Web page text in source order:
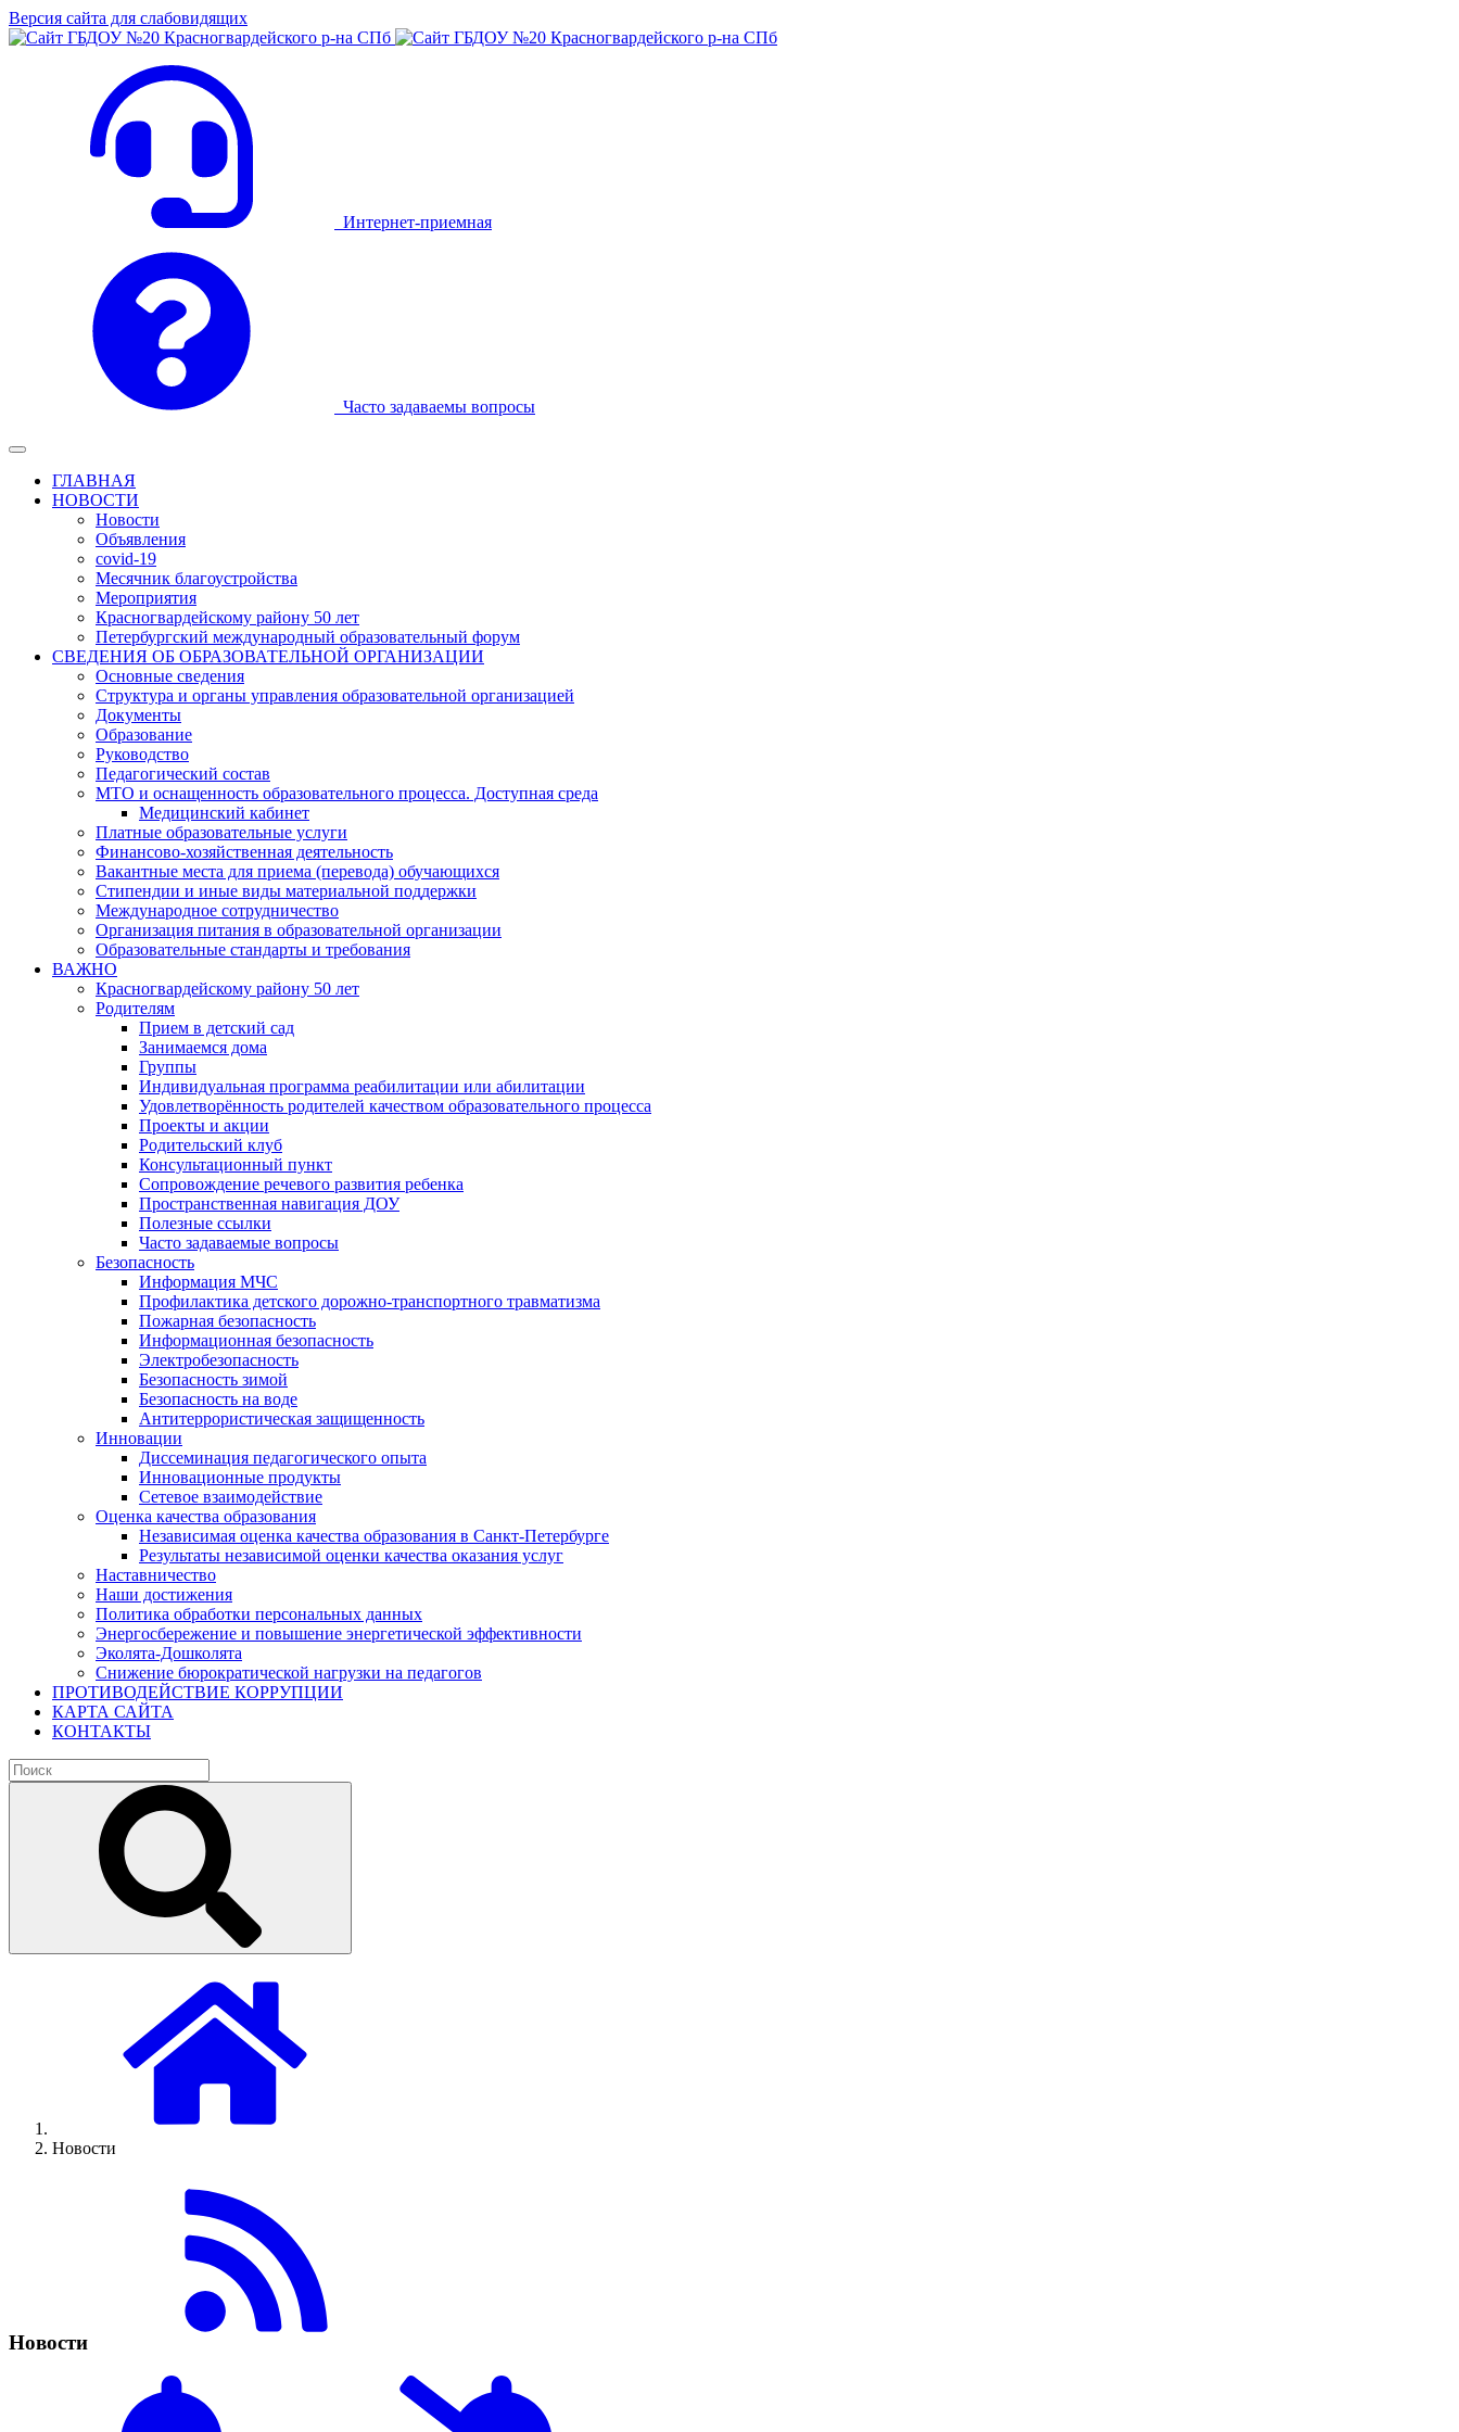
Версия сайта для слабовидящих
Интернет-приемная
Часто задаваемы вопросы
ГЛАВНАЯ
НОВОСТИ
Новости
Объявления
covid-19
Месячник благоустройства
Мероприятия
Красногвардейскому району 50 лет
Петербургский международный образовательный форум
СВЕДЕНИЯ ОБ ОБРАЗОВАТЕЛЬНОЙ ОРГАНИЗАЦИИ
Основные сведения
Структура и органы управления образовательной организацией
Документы
Образование
Руководство
Педагогический состав
МТО и оснащенность образовательного процесса. Доступная среда
Медицинский кабинет
Платные образовательные услуги
Финансово-хозяйственная деятельность
Вакантные места для приема (перевода) обучающихся
Стипендии и иные виды материальной поддержки
Международное сотрудничество
Организация питания в образовательной организации
Образовательные стандарты и требования
ВАЖНО
Красногвардейскому району 50 лет
Родителям
Прием в детский сад
Занимаемся дома
Группы
Индивидуальная программа реабилитации или абилитации
Удовлетворённость родителей качеством образовательного процесса
Проекты и акции
Родительский клуб
Консультационный пункт
Сопровождение речевого развития ребенка
Пространственная навигация ДОУ
Полезные ссылки
Часто задаваемые вопросы
Безопасность
Информация МЧС
Профилактика детского дорожно-транспортного травматизма
Пожарная безопасность
Информационная безопасность
Электробезопасность
Безопасность зимой
Безопасность на воде
Антитеррористическая защищенность
Инновации
Диссеминация педагогического опыта
Инновационные продукты
Сетевое взаимодействие
Оценка качества образования
Независимая оценка качества образования в Санкт-Петербурге
Результаты независимой оценки качества оказания услуг
Наставничество
Наши достижения
Политика обработки персональных данных
Энергосбережение и повышение энергетической эффективности
Эколята-Дошколята
Снижение бюрократической нагрузки на педагогов
ПРОТИВОДЕЙСТВИЕ КОРРУПЦИИ
КАРТА САЙТА
КОНТАКТЫ
Новости
Новости